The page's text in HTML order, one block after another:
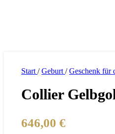
Start / Geburt / Geschenk für
Collier
646,00 €